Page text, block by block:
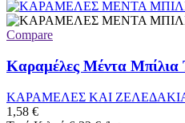
Compare
Καραμέλες Μέντα
ΚΑΡΑΜΕΛΕΣ ΚΑΙ
1,58 €